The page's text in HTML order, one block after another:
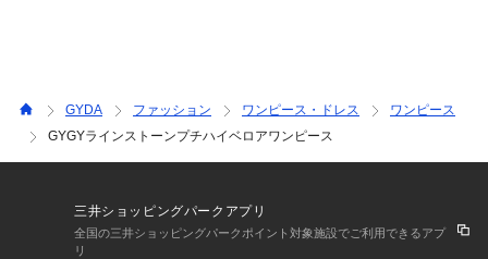
GYDA ファッション ワンピース・ドレス
ワンピース
GYGYラインストーンプチハイベロアワンピース
三井ショッピングパークアプリ
全国の三井ショッピングパークポイント対象施設でご利用できるアプ
リ